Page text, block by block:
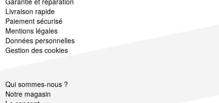
Livraison rapide
Paiement sécurisé
Mentions légales
Données personnelles
Gestion des cookies
Qui sommes-nous ?
Notre magasin